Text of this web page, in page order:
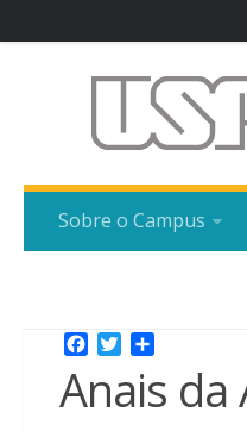
Sobre o Campus
Facebook
Twitter
Anais da